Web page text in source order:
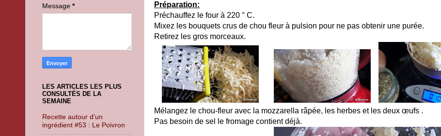
Préparation:
Préchauffez le four à 220 ° C.
Mixez les bouquets crus de chou fleur à pulsion pour ne pas obtenir une purée.
Retirez les gros morceaux.
Mélangez le chou-fleur avec la mozzarella râpée, les herbes et les deux œufs .
Pas besoin de sel le fromage contient déjà.
Message *
LES ARTICLES LES PLUS
CONSULTÉS DE LA
SEMAINE
Recette autour d’un
ingrédient #53 : Le Poivron